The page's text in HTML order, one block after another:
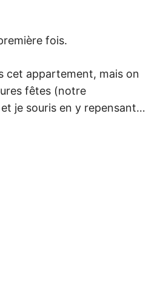
fois.
cet appartement, mais on
fêtes (notre
je souris en y repensant…